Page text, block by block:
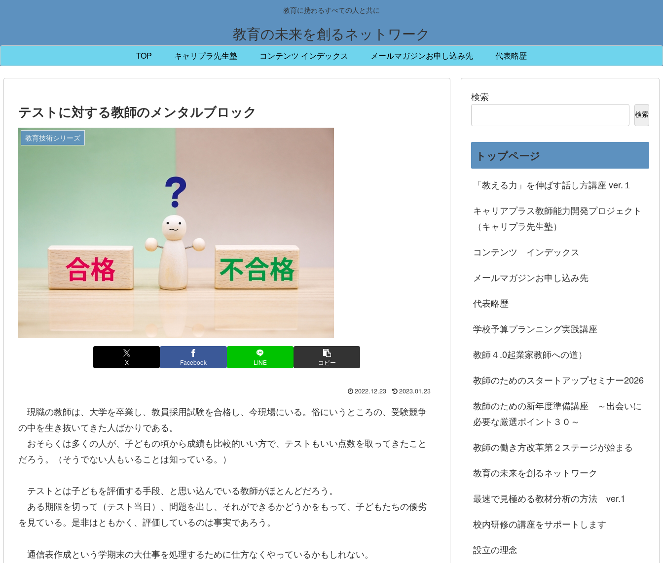
教育に携わるすべての人と共に
教育の未来を創るネットワーク
TOP キャリプラ先生塾 コンテンツ インデックス メールマガジンお申し込み先 代表略歴
テストに対する教師のメンタルブロック
教育技術シリーズ
X Facebook LINE コピー
2022.12.23 2023.01.23
現職の教師は、大学を卒業し、教員採用試験を合格し、今現場にいる。俗にいうところの、受験競争
の中を生き抜いてきた人ばかりである。
おそらくは多くの人が、子どもの頃から成績も比較的いい方で、テストもいい点数を取ってきたこと
だろう。（そうでない人もいることは知っている。）
テストとは子どもを評価する手段、と思い込んでいる教師がほとんどだろう。
ある期限を切って（テスト当日）、問題を出し、それができるかどうかをもって、子どもたちの優劣
を見ている。是非はともかく、評価しているのは事実であろう。
通信表作成という学期末の大仕事を処理するために仕方なくやっているかもしれない。
検索
検索
トップページ
「教える力」を伸ばす話し方講座 ver.１
キャリアプラス教師能力開発プロジェクト
（キャリプラ先生塾）
コンテンツ インデックス
メールマガジンお申し込み先
代表略歴
学校予算プランニング実践講座
教師４.0起業家教師への道）
教師のためのスタートアップセミナー2026
教師のための新年度準備講座 ～出会いに
必要な厳選ポイント３０～
教師の働き方改革第２ステージが始まる
教育の未来を創るネットワーク
最速で見極める教材分析の方法 ver.1
校内研修の講座をサポートします
設立の理念